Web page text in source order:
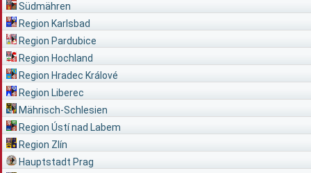
Südmähren
Region Karlsbad
Region Pardubice
Region Hochland
Region Hradec Králové
Region Liberec
Mährisch-Schlesien
Region Ústí nad Labem
Region Zlín
Hauptstadt Prag